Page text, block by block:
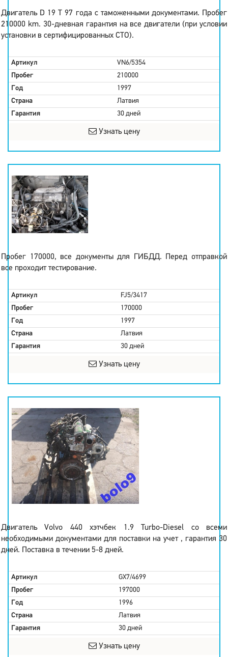
Двигатель D 19 T 97 года с таможенными документами. Пробег
210000 km. 30-дневная гарантия на все двигатели (при условии
установки в сертифицированных СТО).
Артикул
VN6/5354
Пробег
210000
Год
1997
Страна
Латвия
Гарантия
30 дней
Узнать цену
Пробег 170000, все документы для ГИБДД. Перед отправкой
все проходит тестирование.
Артикул
FJ5/3417
Пробег
170000
Год
1997
Страна
Латвия
Гарантия
30 дней
Узнать цену
Двигатель Volvo 440 хэтчбек 1.9 Turbo-Diesel со всеми
необходимыми документами для поставки на учет , гарантия 30
дней. Поставка в течении 5-8 дней.
Артикул
GX7/4699
Пробег
197000
Год
1996
Страна
Латвия
Гарантия
30 дней
Узнать цену